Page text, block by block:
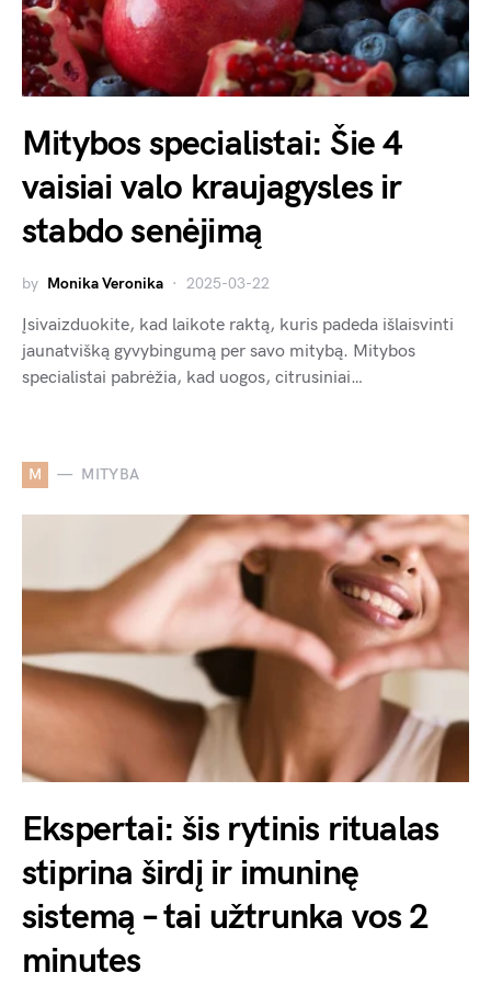
Mitybos specialistai: Šie 4
vaisiai valo kraujagysles ir
stabdo senėjimą
by Monika Veronika 2025-03-22
Įsivaizduokite, kad laikote raktą, kuris padeda išlaisvinti
jaunatvišką gyvybingumą per savo mitybą. Mitybos
specialistai pabrėžia, kad uogos, citrusiniai…
M MITYBA
Ekspertai: šis rytinis ritualas
stiprina širdį ir imuninę
sistemą – tai užtrunka vos 2
minutes